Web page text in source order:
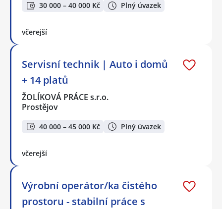
30 000 – 40 000 Kč Plný úvazek
včerejší
Servisní technik | Auto i domů
+ 14 platů
ŽOLÍKOVÁ PRÁCE s.r.o.
Prostějov
40 000 – 45 000 Kč Plný úvazek
včerejší
Výrobní operátor/ka čistého
prostoru - stabilní práce s